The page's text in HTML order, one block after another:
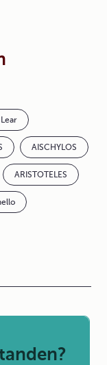
AISCHYLOS
ARISTOTELES